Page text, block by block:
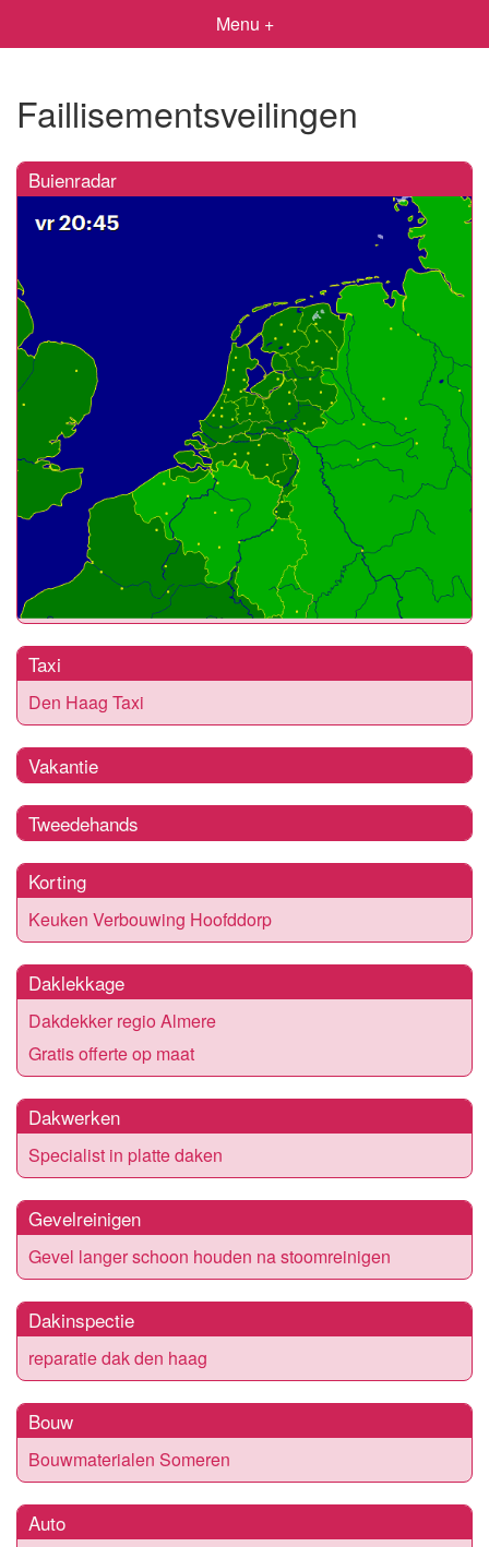
Menu +
Faillisementsveilingen
Buienradar
Taxi
Den Haag Taxi
Vakantie
Tweedehands
Korting
Keuken Verbouwing Hoofddorp
Daklekkage
Dakdekker regio Almere
Gratis offerte op maat
Dakwerken
Specialist in platte daken
Gevelreinigen
Gevel langer schoon houden na stoomreinigen
Dakinspectie
reparatie dak den haag
Bouw
Bouwmaterialen Someren
Auto